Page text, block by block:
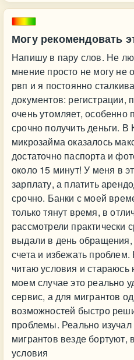
Могу рекомендовать
Напишу в пару слов. Не
мнение просто не могу не
рвп и я постоянно
документов: регистрации,
очень утомляет, особенно
срочно получить деньги.
микрозайма оказалось
достаточно паспорта и
около 15 минут! У меня в
зарплату, а платить
срочно. Банки с моей
только тянут время, в
рассмотрели практически
выдали в день обращения,
счета и избежать
читаю условия и стараюсь
моем случае это реально
сервис, а для мигрантов
возможностей быстро
проблемы. Реально
мигрантов везде
условия